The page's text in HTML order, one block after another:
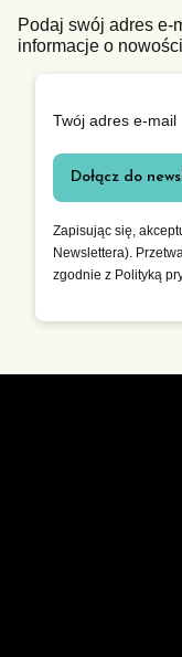
Podaj swój adres e-
informacje o
Twój adres e-mail
Dołącz do
Zapisując się,
Newslettera).
zgodnie z Polityką